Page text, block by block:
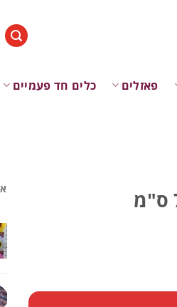
פאזלים כלים חד פעמיים